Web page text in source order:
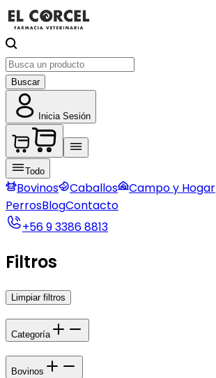
Buscar
Inicia Sesión
Todo
Bovinos Caballos Campo y Hogar
PerrosBlogContacto
+56 9 3386 8813
Filtros
Limpiar filtros
Categoría
Bovinos